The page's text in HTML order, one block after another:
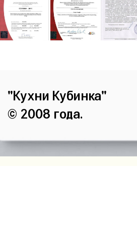
"Кухни Кубинка"
© 2008 года.